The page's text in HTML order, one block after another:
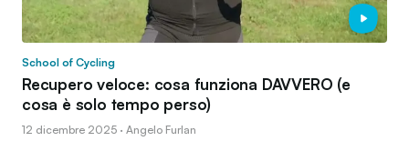
School of Cycling
Recupero veloce: cosa funziona DAVVERO (e
cosa è solo tempo perso)
12 dicembre 2025 · Angelo Furlan